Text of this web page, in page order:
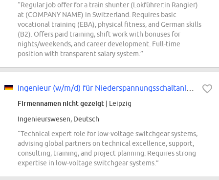
“Regular job offer for a train shunter (Lokführer:in Rangier)
at (COMPANY NAME) in Switzerland. Requires basic
vocational training (EBA), physical fitness, and German skills
(B2). Offers paid training, shift work with bonuses for
nights/weekends, and career development. Full-time
position with transparent salary system.”
Firmennamen nicht gezeigt | Leipzig
Ingenieurswesen, Deutsch
“Technical expert role for low-voltage switchgear systems,
advising global partners on technical excellence, support,
consulting, training, and project planning. Requires strong
expertise in low-voltage switchgear systems.”